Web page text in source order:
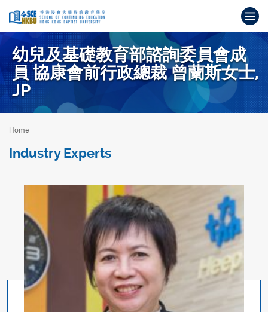
content
Main
content
start幼兒及基礎教育部諮詢委員會成
員 協康會前行政總裁 曾蘭斯女士,
JP
Home
Industry Experts